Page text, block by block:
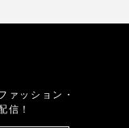
ァッション・
信！